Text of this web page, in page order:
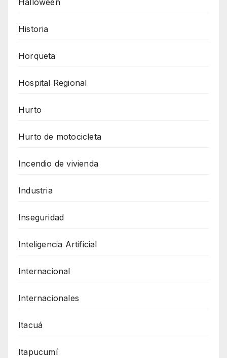
Halloween
Historia
Horqueta
Hospital Regional
Hurto
Hurto de motocicleta
Incendio de vivienda
Industria
Inseguridad
Inteligencia Artificial
Internacional
Internacionales
Itacuá
Itapucumí